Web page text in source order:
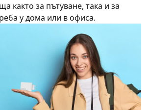
както за пътуване, така и за
у дома или в офиса.